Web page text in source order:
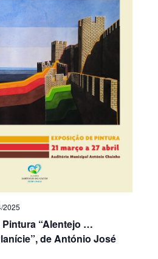
2025
“Alentejo …
de António José